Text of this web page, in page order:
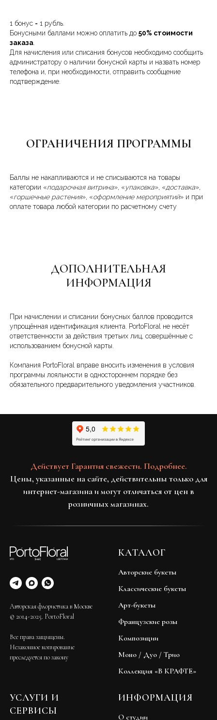
1 бонус = 1 рубль.
Бонусными баллами можно оплатить до 50% стоимости
заказа
Для начисления или списания бонусов необходимо сообщить
администратору о наличии бонусной карты и назвать номер
телефона и, при необходимости, отправить сообщение
подтверждение.
ОГРАНИЧЕНИЯ ПРОГРАММЫ
Баллы не накапливаются и не списываются на товары
категории «подарочная витрина», «упаковка», «доставка»,
«горшечные растения», «оформление мероприятий» и при
оплате товара любой категории по расчетному счету
ДОПОЛНИТЕЛЬНАЯ
ИНФОРМАЦИЯ
При начислении и списании бонусных баллов проводится
упрощённая идентификация клиента. PortoFloral не несёт
ответственности за действия третьих лиц, совершённые с
использованием бонусной карты.
Компания PortoFloral вправе вносить изменения в условия
программы лояльности в одностороннем порядке без
обязательного предварительного уведомления участников.
Действует Гарантия свежести. Подробнее.
Цены, указанные на сайте, действительны только для
интернет-магазина и могут отличаться от цен в
розничных магазинах.
Авторская флористика в Москве
© 2014-2025. PortoFloral
Все права защищены.
Незаконное копирование
преследуется по закону
КАТАЛОГ
Авторские букеты
Классические букеты
Арт-букеты
Французские розы
Композиции
Моно / Дуо / Трио
Коллекция «В КРАФТЕ»
УСЛУГИ И
СЕРВИСЫ
ИНФОРМАЦИЯ
О студии